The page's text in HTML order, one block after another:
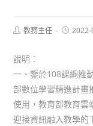
Post教務主任
Post
說明：
一、鑒於108課綱推
部數位學習精進計畫
使用，教育部教育雲
迎接資訊融入教學的